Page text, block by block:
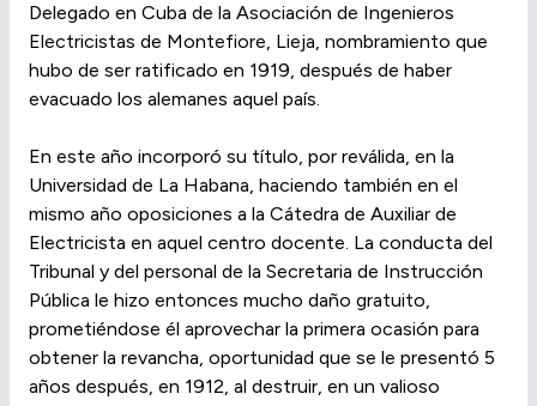
Delegado en Cuba de la Asociación de Ingenieros
Electricistas de Montefiore, Lieja, nombramiento que
hubo de ser ratificado en 1919, después de haber
evacuado los alemanes aquel país.
En este año incorporó su título, por reválida, en la
Universidad de La Habana, haciendo también en el
mismo año oposiciones a la Cátedra de Auxiliar de
Electricista en aquel centro docente. La conducta del
Tribunal y del personal de la Secretaria de Instrucción
Pública le hizo entonces mucho daño gratuito,
prometiéndose él aprovechar la primera ocasión para
obtener la revancha, oportunidad que se le presentó 5
años después, en 1912, al destruir, en un valioso